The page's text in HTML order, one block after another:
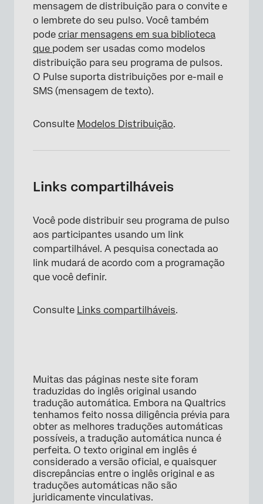
mensagem de distribuição para o convite e
o lembrete do seu pulso. Você também
pode criar mensagens em sua biblioteca
que podem ser usadas como modelos
distribuição para seu programa de pulsos.
O Pulse suporta distribuições por e-mail e
SMS (mensagem de texto).
Consulte Modelos Distribuição.
Links compartilháveis
Você pode distribuir seu programa de pulso
aos participantes usando um link
compartilhável. A pesquisa conectada ao
link mudará de acordo com a programação
que você definir.
Consulte Links compartilháveis.
Muitas das páginas neste site foram
traduzidas do inglês original usando
tradução automática. Embora na Qualtrics
tenhamos feito nossa diligência prévia para
obter as melhores traduções automáticas
possíveis, a tradução automática nunca é
perfeita. O texto original em inglês é
considerado a versão oficial, e quaisquer
discrepâncias entre o inglês original e as
traduções automáticas não são
juridicamente vinculativas.